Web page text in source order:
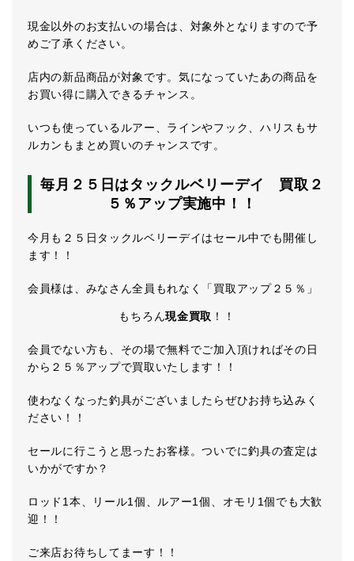
現金以外のお支払いの場合は、対象外となりますので予
めご了承ください。
店内の新品商品が対象です。気になっていたあの商品を
お買い得に購入できるチャンス。
いつも使っているルアー、ラインやフック、ハリスもサ
ルカンもまとめ買いのチャンスです。
毎月２５日はタックルベリーデイ 買取２
５％アップ実施中！！
今月も２５日タックルベリーデイはセール中でも開催し
ます！！
会員様は、みなさん全員もれなく「買取アップ２５％」
もちろん現金買取 ！！
会員でない方も、その場で無料でご加入頂ければその日
から２５％アップで買取いたします！！
使わなくなった釣具がございましたらぜひお持ち込みく
ださい！！
セールに行こうと思ったお客様。ついでに釣具の査定は
いかがですか？
ロッド1本、リール1個、ルアー1個、オモリ1個でも大歓
迎！！
ご来店お待ちしてまーす！！